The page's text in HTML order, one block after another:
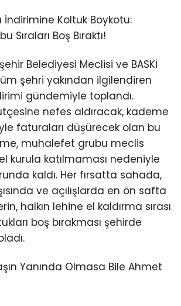
İndirimine Koltuk Boykotu:
Sıraları Boş Bıraktı!
Belediyesi Meclisi ve BASKİ
şehri yakından ilgilendiren
gündemiyle toplandı.
nefes aldıracak, kademe
faturaları düşürecek olan bu
muhalefet grubu meclis
kurula katılmaması nedeniyle
kaldı. Her fırsatta sahada,
ve açılışlarda en ön safta
halkın lehine el kaldırma sırası
boş bırakması şehirde
Yanında Olmasa Bile Ahmet